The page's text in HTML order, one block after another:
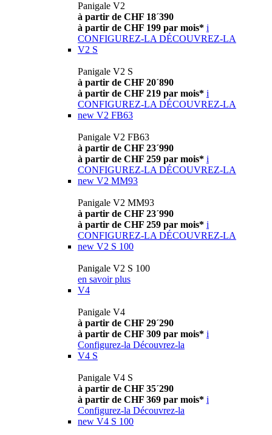
Panigale V2
à partir de CHF 18´390
à partir de CHF 199 par mois* i
CONFIGUREZ-LA DÉCOUVREZ-LA
V2 S
Panigale V2 S
à partir de CHF 20´890
à partir de CHF 219 par mois* i
CONFIGUREZ-LA DÉCOUVREZ-LA
new V2 FB63
Panigale V2 FB63
à partir de CHF 23´990
à partir de CHF 259 par mois* i
CONFIGUREZ-LA DÉCOUVREZ-LA
new V2 MM93
Panigale V2 MM93
à partir de CHF 23´990
à partir de CHF 259 par mois* i
CONFIGUREZ-LA DÉCOUVREZ-LA
new V2 S 100
Panigale V2 S 100
en savoir plus
V4
Panigale V4
à partir de CHF 29´290
à partir de CHF 309 par mois* i
Configurez-la Découvrez-la
V4 S
Panigale V4 S
à partir de CHF 35´290
à partir de CHF 369 par mois* i
Configurez-la Découvrez-la
new V4 S 100